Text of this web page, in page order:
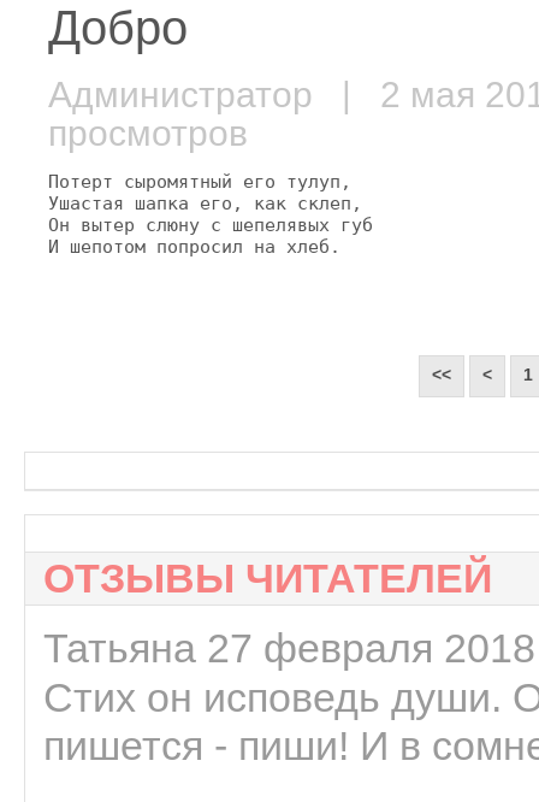
Добро
Администратор | 2 мая
просмотров
Потерт сыромятный его тулуп,
Ушастая шапка его, как склеп,
Он вытер слюну с шепелявых губ
И шепотом попросил на хлеб.
<< < 1
ОТЗЫВЫ ЧИТАТЕЛЕЙ
Татьяна 27 февраля
Стих он исповедь души.
пишется - пиши! И в